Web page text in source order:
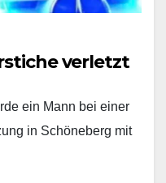
verletzt
ein Mann bei einer
in Schöneberg mit